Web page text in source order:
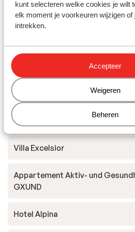
kunt selecteren welke cookies je wilt
elk moment je voorkeuren wijzigen of
intrekken.
Accepteer
Weigeren
Beheren
Das Alpenhaus Gasteinertal
Hotel Sendlhofer's - Appartement
Hotel Völserhof
Hotel Salzburger Hof
Villa Excelsior
Appartement Aktiv- und
GXUND
Hotel Alpina